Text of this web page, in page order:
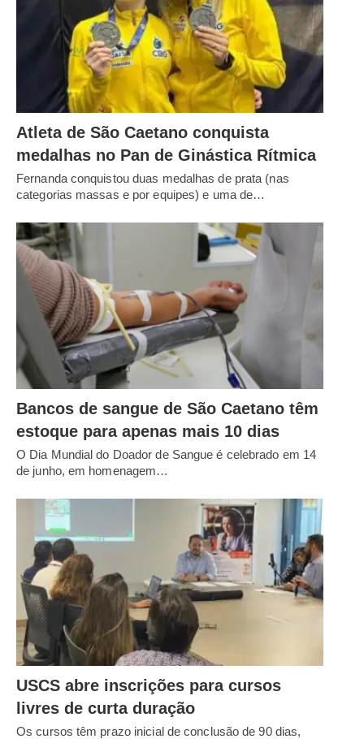
Atleta de São Caetano conquista
medalhas no Pan de Ginástica Rítmica
Fernanda conquistou duas medalhas de prata (nas
categorias massas e por equipes) e uma de…
Bancos de sangue de São Caetano têm
estoque para apenas mais 10 dias
O Dia Mundial do Doador de Sangue é celebrado em 14
de junho, em homenagem…
USCS abre inscrições para cursos
livres de curta duração
Os cursos têm prazo inicial de conclusão de 90 dias,